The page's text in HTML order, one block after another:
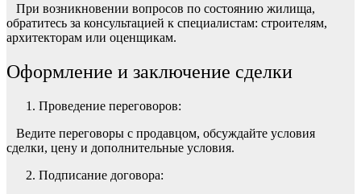
При возникновении вопросов по состоянию жилища,
обратитесь за консультацией к специалистам: строителям,
архитекторам или оценщикам.
Оформление и заключение сделки
Проведение переговоров:
Ведите переговоры с продавцом, обсуждайте условия
сделки, цену и дополнительные условия.
Подписание договора: